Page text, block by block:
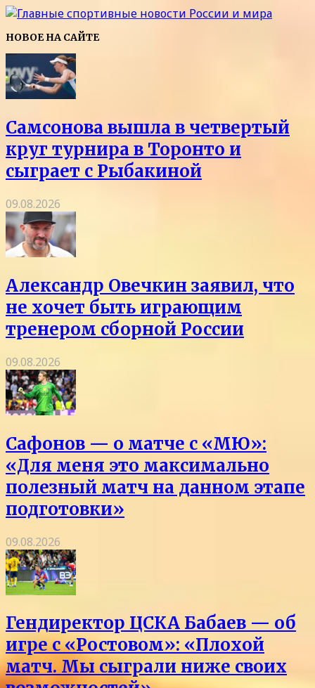
НОВОЕ НА САЙТЕ
Самсонова вышла в четвертый
круг турнира в Торонто и
сыграет с Рыбакиной
09.08.2026
Александр Овечкин заявил, что
не хочет быть играющим
тренером сборной России
09.08.2026
Сафонов — о матче с «МЮ»:
«Для меня это максимально
полезный матч на данном этапе
подготовки»
09.08.2026
Гендиректор ЦСКА Бабаев — об
игре с «Ростовом»: «Плохой
матч. Мы сыграли ниже своих